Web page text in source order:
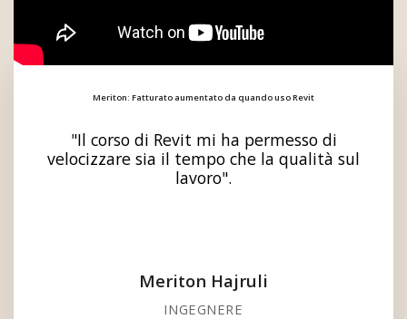
Meriton: Fatturato aumentato da quando uso Revit
"Il corso di Revit mi ha permesso di
velocizzare sia il tempo che la qualità sul
lavoro".
Meriton Hajruli
INGEGNERE